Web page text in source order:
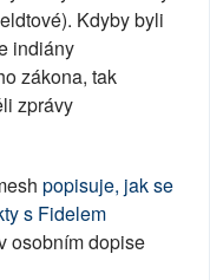
Kdyby byli
indiány
zákona, tak
zprávy
popisuje, jak se
s Fidelem
osobním dopise